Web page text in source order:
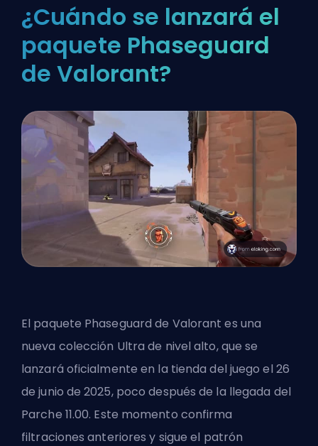
¿Cuándo se lanzará el
paquete Phaseguard
de Valorant?
El paquete Phaseguard de Valorant es una
nueva colección Ultra de nivel alto, que se
lanzará oficialmente en la tienda del juego el 26
de junio de 2025, poco después de la llegada del
Parche 11.00. Este momento confirma
filtraciones anteriores y sigue el patrón